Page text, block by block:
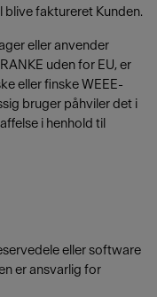
faktureret Kunden.
eller anvender
uden for EU, er
eller finske WEEE-
bruger påhviler det i
i henhold til
eller software
er ansvarlig for